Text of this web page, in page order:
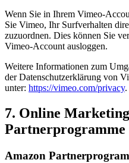
Wenn Sie in Ihrem Vimeo-
Sie Vimeo, Ihr Surfverhalten
zuzuordnen. Dies können Sie
Vimeo-Account ausloggen.
Weitere Informationen zum
der Datenschutzerklärung von
unter: https://vimeo.com/privacy.
7. Online
Partnerprogramme
Amazon